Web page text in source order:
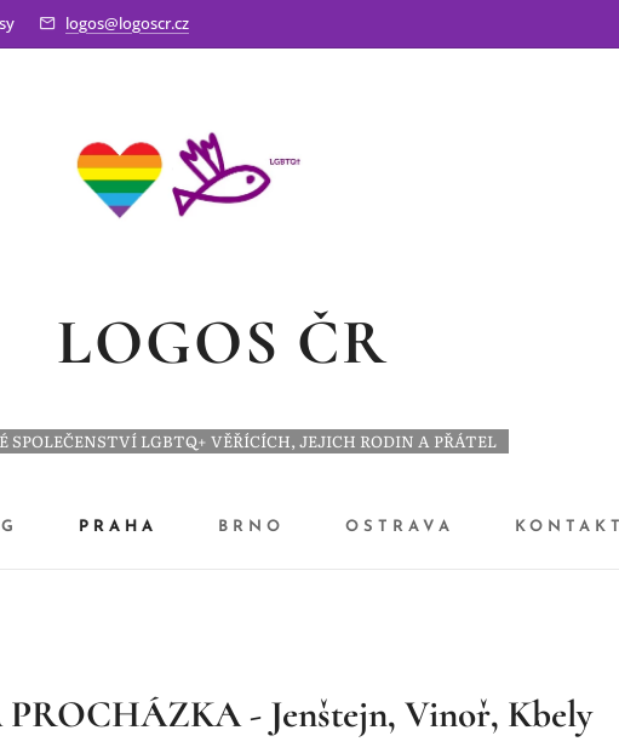
logos@logoscr.cz
LOGOS ČR
SPOLEČENSTVÍ LGBTQ+ VĚŘÍCÍCH, JEJICH RODIN A PŘÁTEL
PRAHA BRNO OSTRAVA KONTAKT
- Jenštejn, Vinoř, Kbely